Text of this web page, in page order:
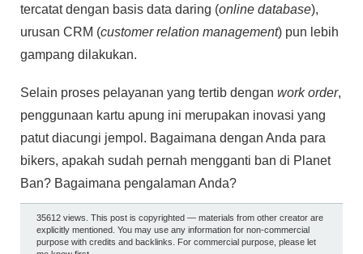
tercatat dengan basis data daring (online database),
urusan CRM (customer relation management) pun lebih
gampang dilakukan.
Selain proses pelayanan yang tertib dengan work order,
penggunaan kartu apung ini merupakan inovasi yang
patut diacungi jempol. Bagaimana dengan Anda para
bikers, apakah sudah pernah mengganti ban di Planet
Ban? Bagaimana pengalaman Anda?
35612 views. This post is copyrighted — materials from other creator are
explicitly mentioned. You may use any information for non-commercial
purpose with credits and backlinks. For commercial purpose, please let